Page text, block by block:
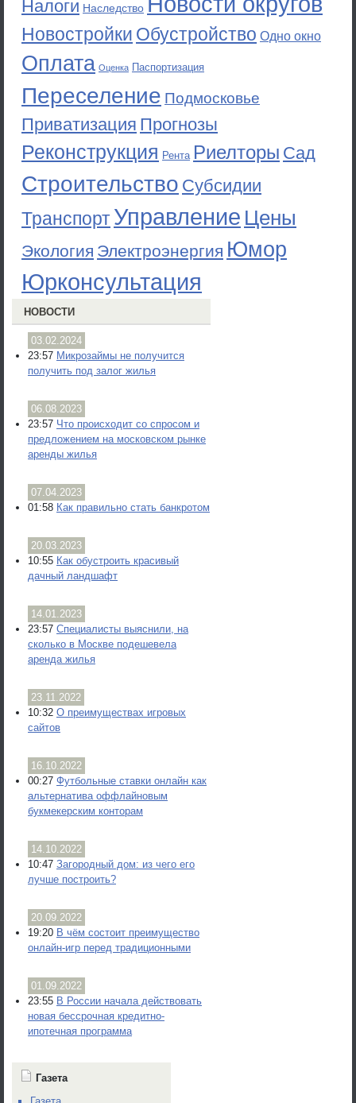
Налоги Наследство
Новостройки Обустройство Одно окно
Оплата Оценка Паспортизация
Переселение Подмосковье
Приватизация Прогнозы
Реконструкция Рента Риелторы Сад
Строительство Субсидии
ТранспортУправление Цены
Экология Электроэнергия Юмор
Юрконсультация
НОВОСТИ
03.02.2024
23:57 Микрозаймы не получится
получить под залог жилья
06.08.2023
23:57 Что происходит со спросом и
предложением на московском рынке
аренды жилья
07.04.2023
01:58 Как правильно стать банкротом
20.03.2023
10:55 Как обустроить красивый
дачный ландшафт
14.01.2023
23:57 Специалисты выяснили, на
сколько в Москве подешевела
аренда жилья
23.11.2022
10:32 О преимуществах игровых
сайтов
16.10.2022
00:27 Футбольные ставки онлайн как
альтернатива оффлайновым
букмекерским конторам
14.10.2022
10:47 Загородный дом: из чего его
лучше построить?
20.09.2022
19:20 В чём состоит преимущество
онлайн-игр перед традиционными
01.09.2022
23:55 В России начала действовать
новая бессрочная кредитно-
ипотечная программа
Газета